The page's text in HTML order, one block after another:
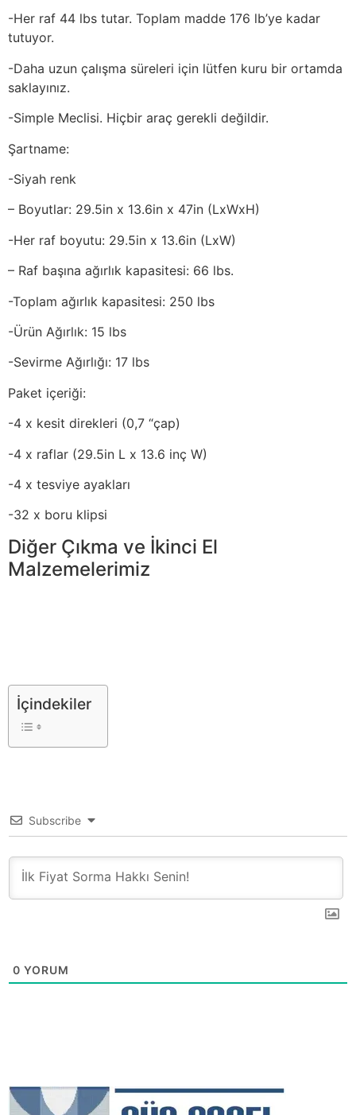
-Her raf 44 lbs tutar. Toplam madde 176 lb’ye kadar
tutuyor.
-Daha uzun çalışma süreleri için lütfen kuru bir ortamda
saklayınız.
-Simple Meclisi. Hiçbir araç gerekli değildir.
Şartname:
-Siyah renk
– Boyutlar: 29.5in x 13.6in x 47in (LxWxH)
-Her raf boyutu: 29.5in x 13.6in (LxW)
– Raf başına ağırlık kapasitesi: 66 lbs.
-Toplam ağırlık kapasitesi: 250 lbs
-Ürün Ağırlık: 15 lbs
-Sevirme Ağırlığı: 17 lbs
Paket içeriği:
-4 x kesit direkleri (0,7 “çap)
-4 x raflar (29.5in L x 13.6 inç W)
-4 x tesviye ayakları
-32 x boru klipsi
Diğer Çıkma ve İkinci El
Malzemelerimiz
İçindekiler
Subscribe
0 YORUM